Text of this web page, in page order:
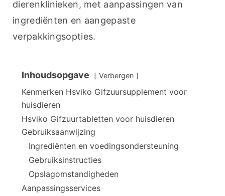
dierenklinieken, met aanpassingen van
ingrediënten en aangepaste
verpakkingsopties.
Inhoudsopgave Verbergen
Kenmerken Hsviko Gifzuursupplement voor
huisdieren
Hsviko Gifzuurtabletten voor huisdieren
Gebruiksaanwijzing
Ingrediënten en voedingsondersteuning
Gebruiksinstructies
Opslagomstandigheden
Aanpassingsservices